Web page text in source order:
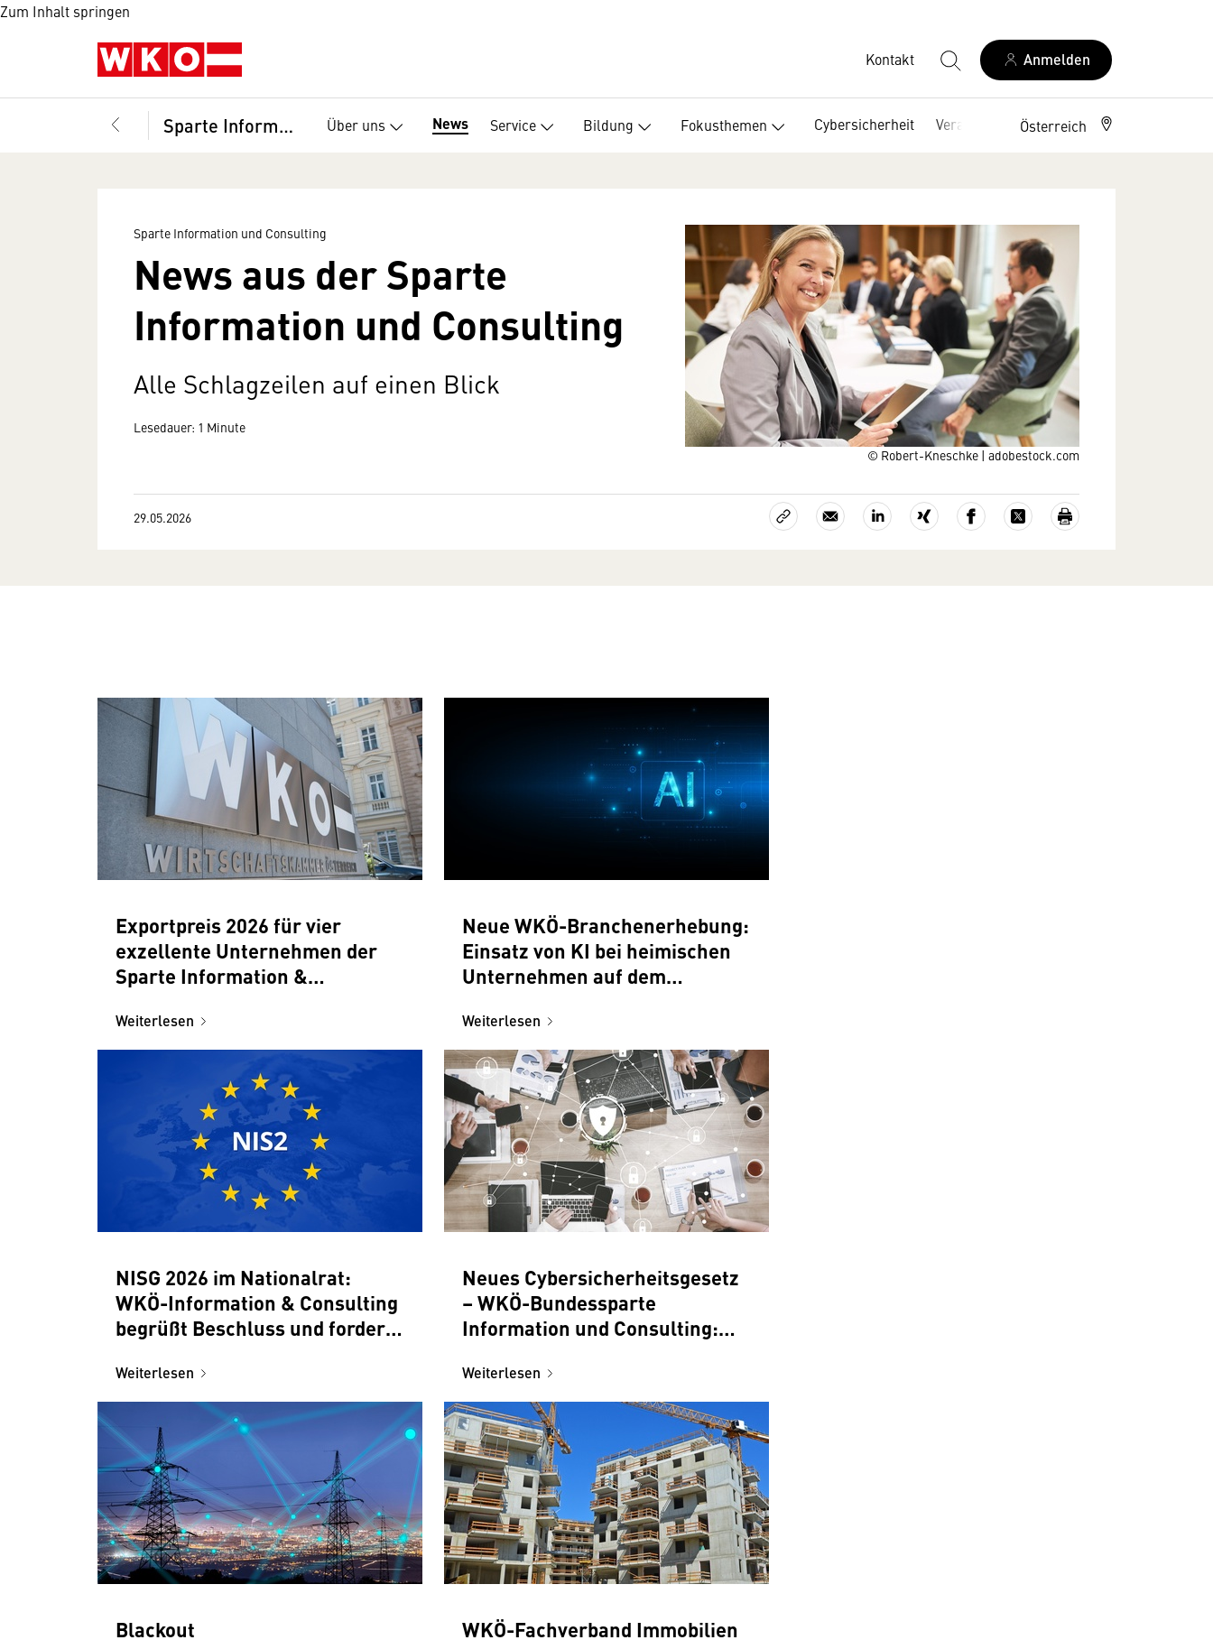
Zum Inhalt springen
Kontakt Anmelden
Sparte Information und Consulting Über uns News Service Bildung Fokusthemen Cybersicherheit VeranstaltungenÖsterreich
© Robert-Kneschke | adobestock.com
Sparte Information und Consulting
News aus der Sparte
Information und Consulting
Alle Schlagzeilen auf einen Blick
Lesedauer: 1 Minute
29.05.2026
Exportpreis 2026 für vier
exzellente Unternehmen der
Sparte Information &
Weiterlesen
Neue WKÖ-Branchenerhebung:
Einsatz von KI bei heimischen
Unternehmen auf dem
Weiterlesen
NISG 2026 im Nationalrat:
WKÖ-Information & Consulting
begrüßt Beschluss und fordert
Weiterlesen
Neues Cybersicherheitsgesetz
– WKÖ-Bundessparte
Information und Consulting:
Weiterlesen
Blackout
WKÖ-Fachverband Immobilien